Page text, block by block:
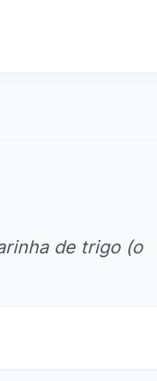
de trigo (o